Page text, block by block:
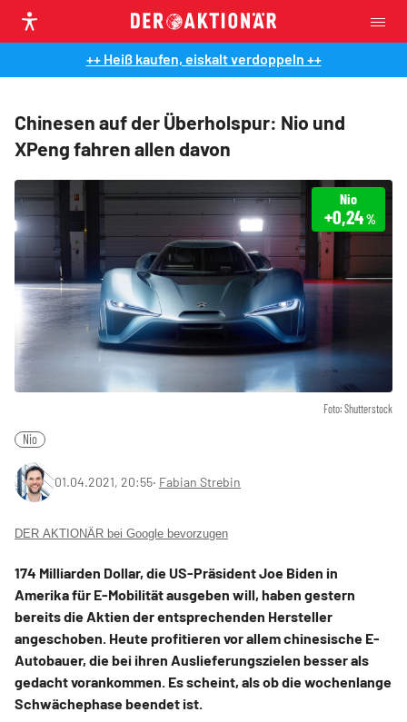
++ Heiß kaufen, eiskalt verdoppeln ++
Chinesen auf der Überholspur: Nio und
XPeng fahren allen davon
Foto: Shutterstock
Nio
+0,24%
Nio
01.04.2021, 20:55‧ Fabian Strebin
DER AKTIONÄR bei Google bevorzugen
174 Milliarden Dollar, die US-Präsident Joe Biden in
Amerika für E-Mobilität ausgeben will, haben gestern
bereits die Aktien der entsprechenden Hersteller
angeschoben. Heute profitieren vor allem chinesische E-
Autobauer, die bei ihren Auslieferungszielen besser als
gedacht vorankommen. Es scheint, als ob die wochenlange
Schwächephase beendet ist.